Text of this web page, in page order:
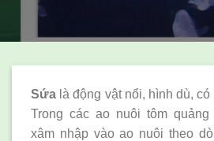
Sứa là động vật nổi, hình dù,
Trong các ao nuôi tôm
xâm nhập vào ao nuôi theo